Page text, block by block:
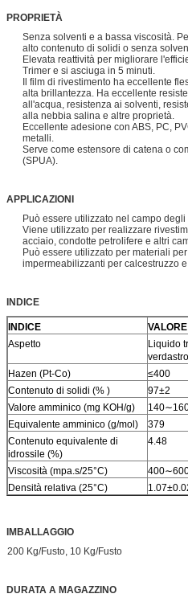
PROPRIETÀ
Senza solventi e a bassa viscosità.
alto contenuto di solidi o senza
Elevata reattività per migliorare
Trimer e si asciuga in 5 minuti.
Il film di rivestimento ha eccellente
alta brillantezza. Ha eccellente
all'acqua, resistenza ai solventi,
alla nebbia salina e altre proprietà.
Eccellente adesione con ABS, PC,
metalli.
Serve come estensore di catena o
(SPUA).
APPLICAZIONI
Può essere utilizzato nel campo
Viene utilizzato per realizzare
acciaio, condotte petrolifere e altri
Può essere utilizzato per materiali
impermeabilizzanti per calcestruzzo
INDICE
INDICE
VALORE
Aspetto
Liquido
Hazen (Pt-Co)
≤400
Contenuto di solidi (% )
97±2
Valore amminico (mg KOH/g)
Equivalente amminico (g/mol)
379
Contenuto equivalente di
idrossile (%)
4.48
Viscosità (mpa.s/25°C)
Densità relativa (25°C)
IMBALLAGGIO
200 Kg/Fusto, 10 Kg/Fusto
DURATA A MAGAZZINO